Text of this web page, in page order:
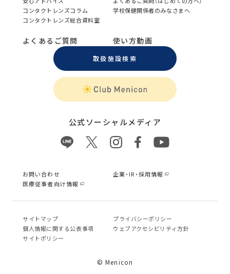
コンタクトレンズコラム
学校保健関係者のみなさまへ
コンタクトレンズ総合資料室
よくあるご質問 使い方動画
取扱施設検索
公式ソーシャルメディア
お問い合わせ
企業・IR・採用情報
医療従事者向け情報
サイトマップ
プライバシーポリシー
個⼈情報に関する公表事項
ウェブアクセシビリティ方針
サイトポリシー
© Menicon